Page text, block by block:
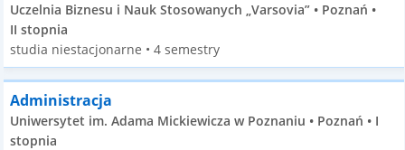
Uczelnia Biznesu i Nauk Stosowanych „Varsovia” • Poznań •
II stopnia
studia niestacjonarne • 4 semestry
Administracja
Uniwersytet im. Adama Mickiewicza w Poznaniu • Poznań • I
stopnia